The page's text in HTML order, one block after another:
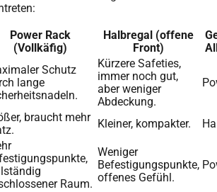
Power Rack
(Vollkäfig)
Halbregal (offene
Front)
Schutz
lange
Kürzere Safeties,
immer noch gut,
aber weniger
Abdeckung.
braucht mehr
Kleiner, kompakter.
Raum.
Weniger
Befestigungspunkte,
offenes Gefühl.